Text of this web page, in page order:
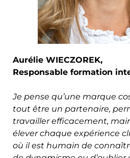
Aurélie WIECZOREK,
Responsable formation
Je pense qu’une marque
tout être un partenaire,
travailler efficacement,
élever chaque expérience
où il est humain de